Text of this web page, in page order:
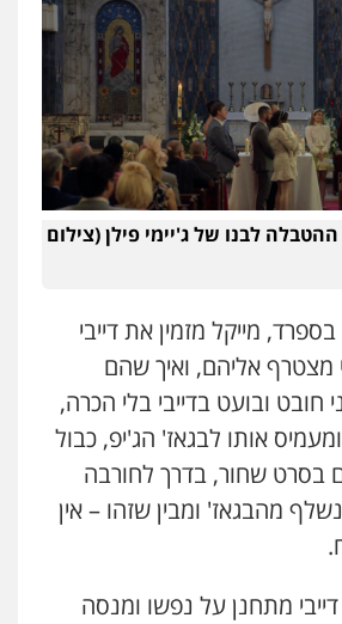
לבנו של ג'יימי פילן (צילום
מייקל מזמין את דייבי
מצטרף אליהם, ואיך שהם
חובט ובועט בדייבי בלי הכרה,
אותו לבגאז' הג'יפ, כבול
בסרט שחור, בדרך לחורבה
מהבגאז' ומבין שזהו – אין
מתחנן על נפשו ומנסה